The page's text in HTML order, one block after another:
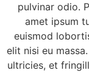
pulvinar odio.
amet ipsum
euismod
elit nisi eu
ultricies, et